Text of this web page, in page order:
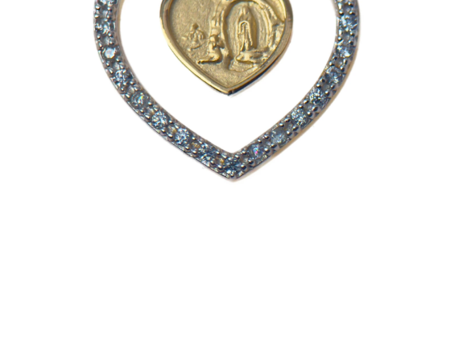
MÉDAILLES JÉSUS
MÉDAILLE SAINTS
MÉDAILLES ENFANTS
CROIX RÉGIONALES
SYMBOLES CHRÉTIENS
CHAPELETS
EX-VOTOS ET COEURS SACRÉS
BOUGIES ET CIERGES
CUSTODES ET PYXIDES